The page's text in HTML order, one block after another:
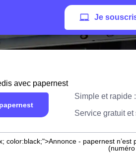
Je
avec papernest
Simple et rapide
Service gratuit
color:black;">Annonce - papernest n’est